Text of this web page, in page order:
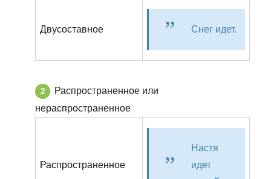
Двусоставное Снег идет.
Распространенное или
нераспространенное
Распространенное
Настя
идет